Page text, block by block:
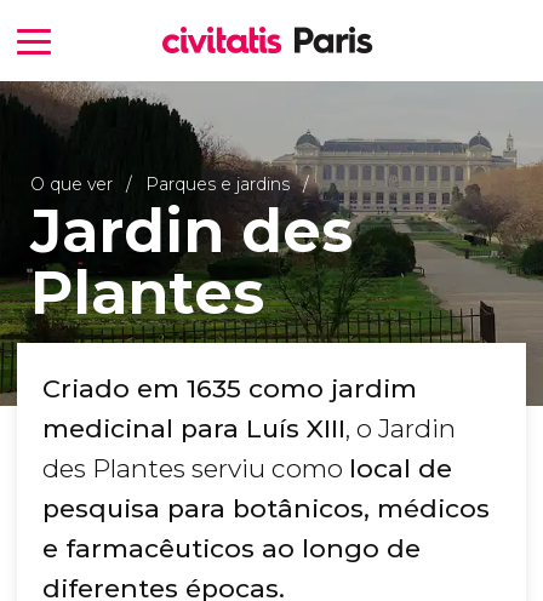
O que ver Parques e jardins
Jardin des
Plantes
Criado em 1635 como jardim
medicinal para Luís XIII, o Jardin
des Plantes serviu como local de
pesquisa para botânicos, médicos
e farmacêuticos ao longo de
diferentes épocas.